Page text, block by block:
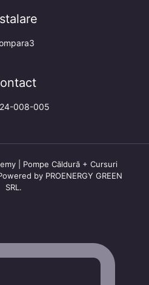
008-005
| Pompe Căldură + Cursuri
by PROENERGY GREEN
SRL.